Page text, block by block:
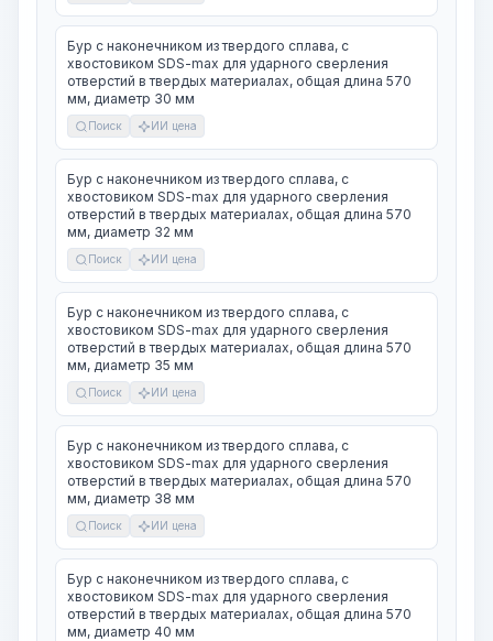
Бур с наконечником из твердого сплава, с
хвостовиком SDS-max для ударного сверления
отверстий в твердых материалах, общая длина 570
мм, диаметр 30 мм
Поиск ИИ цена
Бур с наконечником из твердого сплава, с
хвостовиком SDS-max для ударного сверления
отверстий в твердых материалах, общая длина 570
мм, диаметр 32 мм
Поиск ИИ цена
Бур с наконечником из твердого сплава, с
хвостовиком SDS-max для ударного сверления
отверстий в твердых материалах, общая длина 570
мм, диаметр 35 мм
Поиск ИИ цена
Бур с наконечником из твердого сплава, с
хвостовиком SDS-max для ударного сверления
отверстий в твердых материалах, общая длина 570
мм, диаметр 38 мм
Поиск ИИ цена
Бур с наконечником из твердого сплава, с
хвостовиком SDS-max для ударного сверления
отверстий в твердых материалах, общая длина 570
мм, диаметр 40 мм